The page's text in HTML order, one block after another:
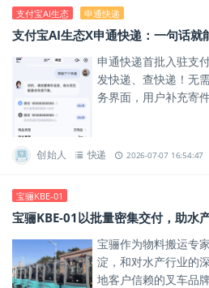
支付宝AI生态 申通快递
支付宝AI生态X申通快递：一句话就
申通快递首批入驻支
发快递、查快递！无
务界面，用户补充寄
创始人 快递 2026-07-07 16:54:47
宝骊KBE-01
宝骊KBE-01以批量密集交付，助水
宝骊作为物料搬运专
淀，和对水产行业的
地客户信赖的叉车品牌